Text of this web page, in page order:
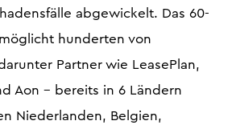
abgewickelt. Das 60-
hunderten von
Partner wie LeasePlan,
Aon - bereits in 6 Ländern
Niederlanden, Belgien,